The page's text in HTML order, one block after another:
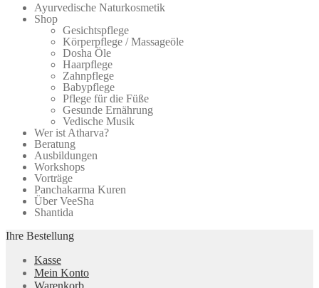
Ayurvedische Naturkosmetik
Shop
Gesichtspflege
Körperpflege / Massageöle
Dosha Öle
Haarpflege
Zahnpflege
Babypflege
Pflege für die Füße
Gesunde Ernährung
Vedische Musik
Wer ist Atharva?
Beratung
Ausbildungen
Workshops
Vorträge
Panchakarma Kuren
Über VeeSha
Shantida
Ihre Bestellung
Kasse
Mein Konto
Warenkorb